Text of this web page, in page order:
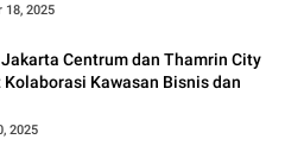
18, 2025
Centrum dan Thamrin City
Kolaborasi Kawasan Bisnis dan
2025